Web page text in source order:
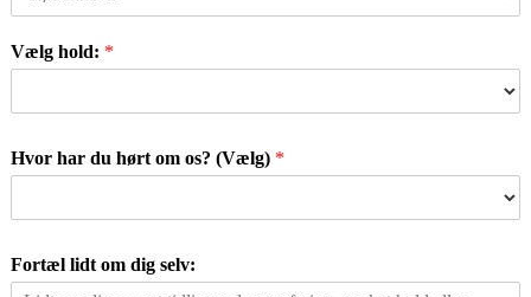
Vælg hold: *
Hvor har du hørt om os? (Vælg) *
Fortæl lidt om dig selv: